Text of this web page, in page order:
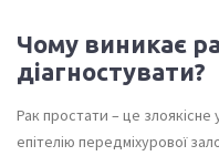
Чому виникає
діагностувати?
Рак простати – це
епітелію передміхурової